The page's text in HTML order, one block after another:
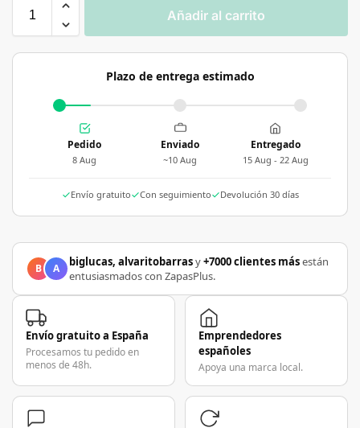
Añadir al carrito
Plazo de entrega estimado
Pedido
8 Aug
Enviado
~10 Aug
Entregado
15 Aug - 22 Aug
Envío gratuito Con seguimiento Devolución 30 días
B A biglucas, alvaritobarrasy+7000 clientes másestán
entusiasmados con ZapasPlus.
Envío gratuito a España
Procesamos tu pedido en
menos de 48h.
Emprendedores
españoles
Apoya una marca local.